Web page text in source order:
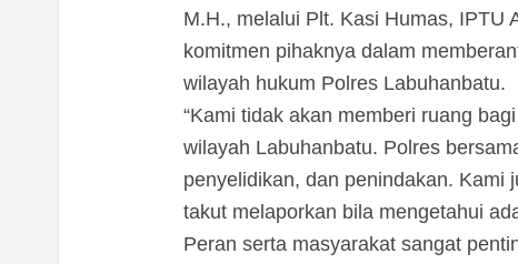
M.H., melalui Plt. Kasi Humas, IPTU
komitmen pihaknya dalam
wilayah hukum Polres Labuhanbatu.
“Kami tidak akan memberi ruang
wilayah Labuhanbatu. Polres
penyelidikan, dan penindakan. Kami
takut melaporkan bila mengetahui
Peran serta masyarakat sangat